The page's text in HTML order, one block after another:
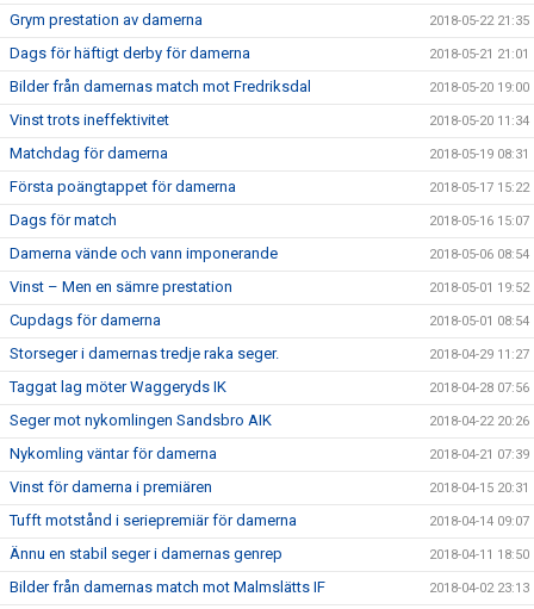
Grym prestation av damerna 2018-05-22 21:35
Dags för häftigt derby för damerna 2018-05-21 21:01
Bilder från damernas match mot Fredriksdal 2018-05-20 19:00
Vinst trots ineffektivitet 2018-05-20 11:34
Matchdag för damerna 2018-05-19 08:31
Första poängtappet för damerna 2018-05-17 15:22
Dags för match 2018-05-16 15:07
Damerna vände och vann imponerande 2018-05-06 08:54
Vinst – Men en sämre prestation 2018-05-01 19:52
Cupdags för damerna 2018-05-01 08:54
Storseger i damernas tredje raka seger. 2018-04-29 11:27
Taggat lag möter Waggeryds IK 2018-04-28 07:56
Seger mot nykomlingen Sandsbro AIK 2018-04-22 20:26
Nykomling väntar för damerna 2018-04-21 07:39
Vinst för damerna i premiären 2018-04-15 20:31
Tufft motstånd i seriepremiär för damerna 2018-04-14 09:07
Ännu en stabil seger i damernas genrep 2018-04-11 18:50
Bilder från damernas match mot Malmslätts IF 2018-04-02 23:13